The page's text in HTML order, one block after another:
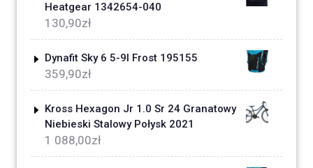
Heatgear 1342654-040
130,90zł
Dynafit Sky 6 5-9l Frost 195155
359,90zł
Kross Hexagon Jr 1.0 Sr 24 Granatowy
Niebieski Stalowy Połysk 2021
1 088,00zł